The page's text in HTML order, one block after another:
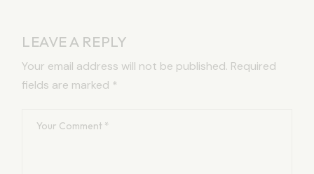
LEAVE A REPLY
Your email address will not be published. Required
fields are marked *